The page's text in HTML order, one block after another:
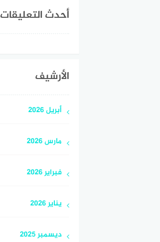
أحدث التعليقات
الأرشيف
أبريل 2026
مارس 2026
فبراير 2026
يناير 2026
ديسمبر 2025